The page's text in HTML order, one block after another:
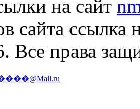
на сайт
сайта ссылка
Все права